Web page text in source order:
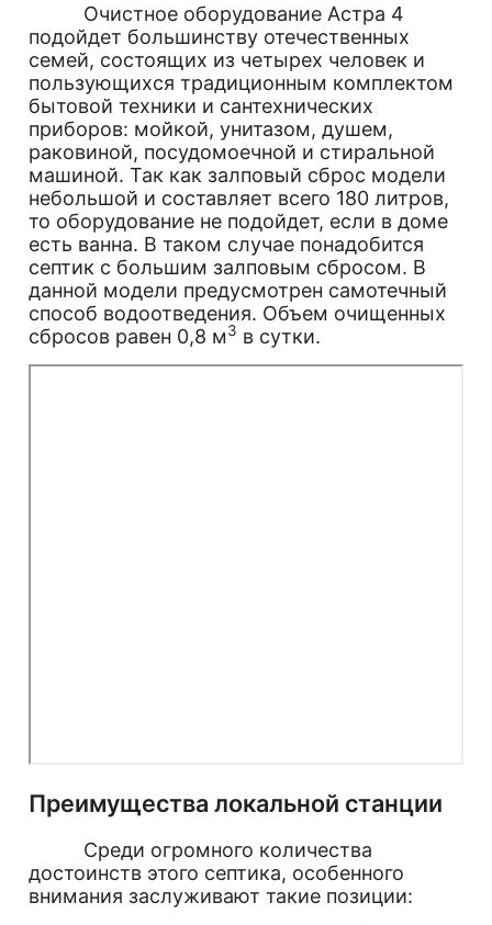
Очистное оборудование Астра 4
подойдет большинству отечественных
семей, состоящих из четырех человек и
пользующихся традиционным комплектом
бытовой техники и сантехнических
приборов: мойкой, унитазом, душем,
раковиной, посудомоечной и стиральной
машиной. Так как залповый сброс модели
небольшой и составляет всего 180 литров,
то оборудование не подойдет, если в доме
есть ванна. В таком случае понадобится
септик с большим залповым сбросом. В
данной модели предусмотрен самотечный
способ водоотведения. Объем очищенных
сбросов равен 0,8 м3 в сутки.
Преимущества локальной станции
Среди огромного количества
достоинств этого септика, особенного
внимания заслуживают такие позиции: